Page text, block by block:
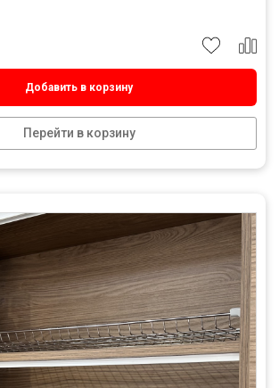
Добавить в корзину
Перейти в корзину